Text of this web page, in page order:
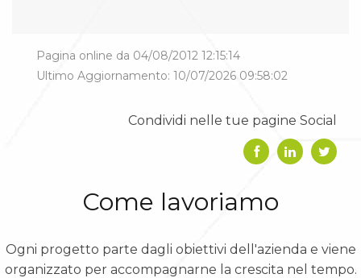
Pagina online da 04/08/2012 12:15:14
Ultimo Aggiornamento: 10/07/2026 09:58:02
Condividi nelle tue pagine Social
Come lavoriamo
Ogni progetto parte dagli obiettivi dell'azienda e viene
organizzato per accompagnarne la crescita nel tempo.